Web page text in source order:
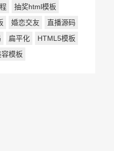
抽奖html模板
婚恋交友
直播源码
扁平化
HTML5模板
容模板